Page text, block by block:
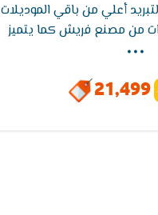
أعلي من باقي الموديلات
بضمان 5 سنوات من مصنع فريش كما يتميز
لدرجة الحراره المطلوبه
والاساليب المتطوره كما
...
21,499